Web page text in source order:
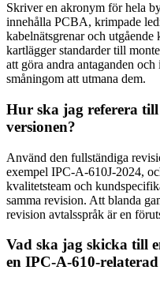
Skriver en akronym för hela
innehålla PCBA, krimpade
kabelnätsgrenar och
kartlägger standarder till
att göra andra antaganden
småningom att utmana dem.
Hur ska jag referera
versionen?
Använd den fullständiga
exempel IPC-A-610J-2024,
kvalitetsteam och
samma revision. Att blanda
revision avtalsspråk är en
Vad ska jag skicka till
en IPC-A-610-